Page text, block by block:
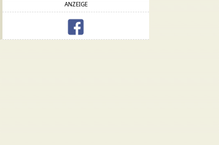
ANZEIGE